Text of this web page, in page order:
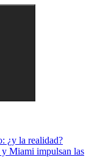
¿y la realidad?
Miami impulsan las